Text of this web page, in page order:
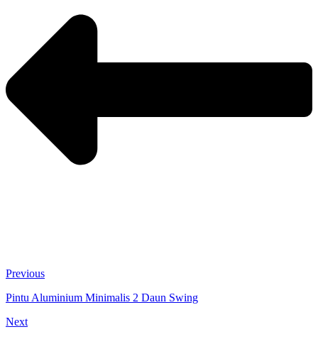
Previous
Pintu Aluminium Minimalis 2 Daun Swing
Next